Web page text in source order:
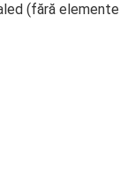
(fără elemente